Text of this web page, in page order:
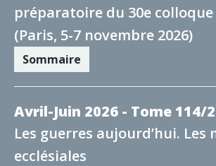
préparatoire du 30e colloque
(Paris, 5-7 novembre 2026)
Sommaire
Avril-Juin 2026 - Tome 114/2
Les guerres aujourd’hui. Les
ecclésiales